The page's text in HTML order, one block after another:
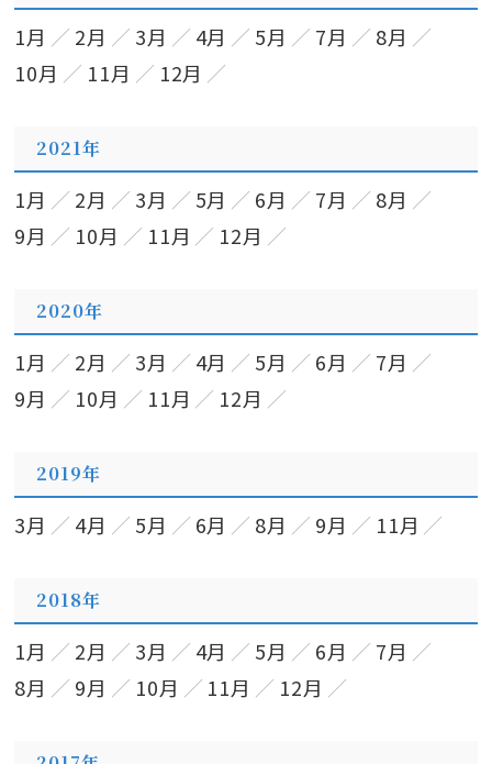
1月 2月 3月 4月 5月 7月
8月
10月
11月 12月
2021年
1月 2月 3月 5月 6月 7月
8月
9月
10月 11月 12月
2020年
1月 2月 3月 4月 5月 6月
7月
9月
10月 11月 12月
2019年
3月 4月 5月 6月 8月 9月 11月
2018年
1月 2月 3月 4月 5月 6月
7月
8月
9月 10月 11月 12月